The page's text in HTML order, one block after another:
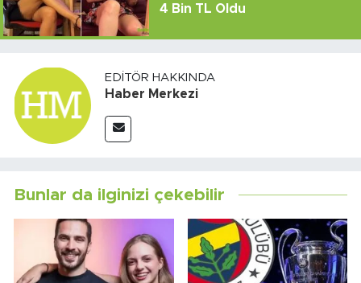
4 Bin TL Oldu
EDITÖR HAKKINDA
Haber Merkezi
Bunlar da ilginizi çekebilir